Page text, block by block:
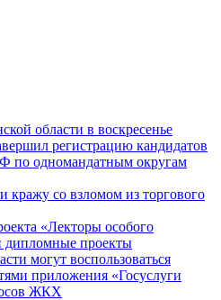
области в воскресенье
регистрацию кандидатов
по одномандатным округам
кражу со взломом из торгового
«Лекторы особого
дипломные проекты
могут воспользоваться
приложения «Госуслуги
ЖКХ